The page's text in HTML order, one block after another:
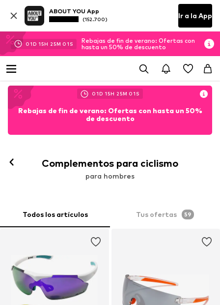
ABOUT YOU App
(152.700) Ir a la App
01D 15H 25M 00S
Rebajas de fin de verano: Ofertas con
hasta un 50% de descuento
01D 15H 25M 00S
Rebajas de fin de verano: Ofertas con hasta un 50%
de descuento
Complementos para ciclismo
para hombres
Todos los artículos Tus ofertas 59